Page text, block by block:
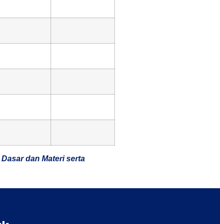
dan Materi serta